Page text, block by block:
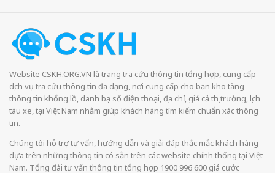
Website CSKH.ORG.VN là trang tra cứu thông tin tổng hợp, cung cấp
dịch vụ tra cứu thông tin đa dạng, nơi cung cấp cho bạn kho tàng
thông tin khổng lồ, danh bạ số điện thoại, địa chỉ, giá cả thị trường, lịch
tàu xe, tại Việt Nam nhằm giúp khách hàng tìm kiếm chuẩn xác thông
tin.
Chúng tôi hỗ trợ tư vấn, hướng dẫn và giải đáp thắc mắc khách hàng
dựa trên những thông tin có sẵn trên các website chính thống tại Việt
Nam. Tổng đài tư vấn thông tin tổng hợp 1900 996 600 giá cước